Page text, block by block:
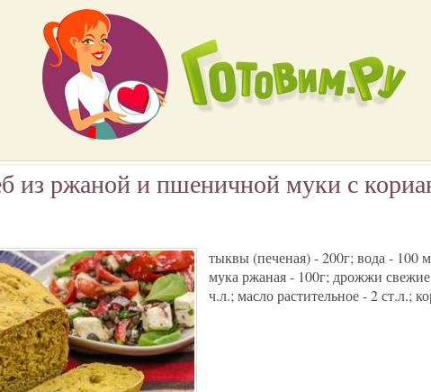
из ржаной и пшеничной муки с
тыквы (печеная) - 200г; вода - 100
мука ржаная - 100г; дрожжи свежие
ч.л.; масло растительное - 2 ст.л.;